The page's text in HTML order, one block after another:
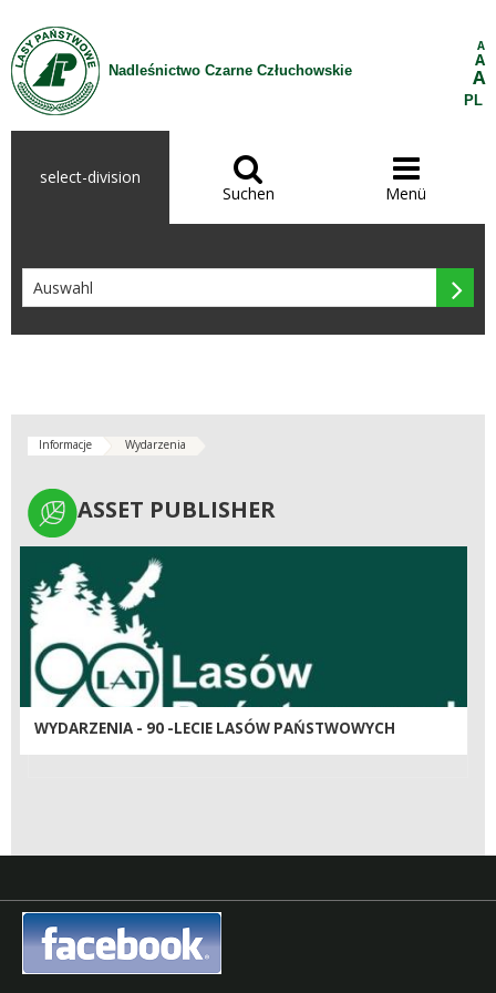
Zum Inhalt wechseln
Nadleśnictwo Czarne Człuchowskie
A
A
A
PL
select-division 
Suchen

Menü

Informacje Wydarzenia
ASSET PUBLISHER
ASSET PUBLISHER
WYDARZENIA - 90 -LECIE LASÓW PAŃSTWOWYCH